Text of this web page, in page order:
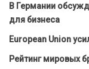
В Германии
для бизнеса
European Union
Рейтинг мировых